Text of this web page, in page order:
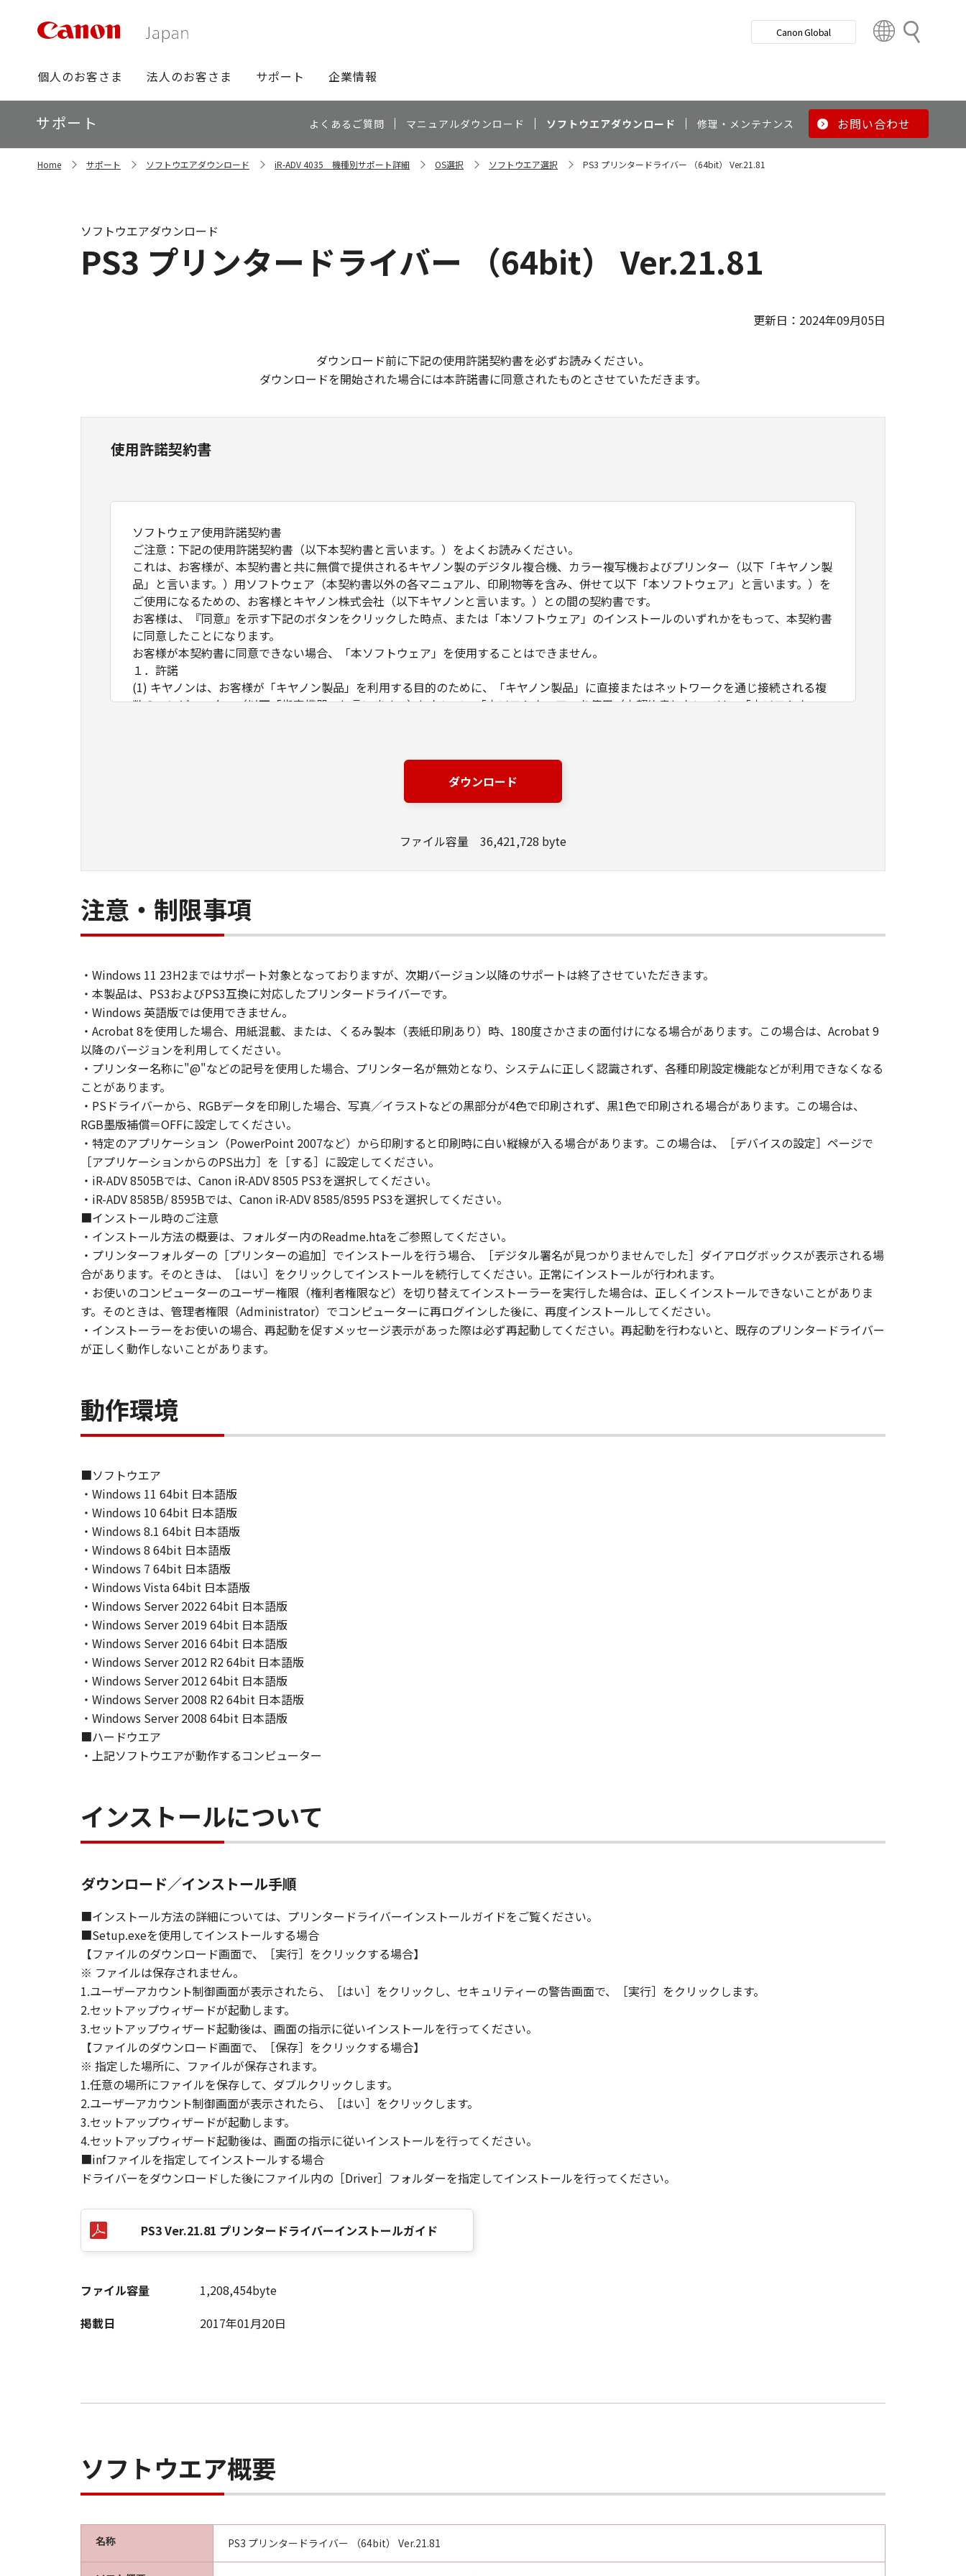
検
グ
ロ
ー
バ
ビ
個人のお客さま 法人のお客さま サポート 企業情報
Canon Global
t
y
ロ
ー
カ
ル
サポート よくあるご質問 マニュアルダウンロード ソフトウエアダウンロード 修理・メンテナンス お問い合わせ
Home サポート ソフトウエアダウンロード iR-ADV 4035 機種別サポート詳細 OS選択 ソフトウエア選択 PS3 プリンタードライバー （64bit） Ver.21.81
PS3 プリンタードライバー （64bit） Ver.21.81
ソフトウエアダウンロード
更新日：2024年09月05日
ダウンロード前に下記の使用許諾契約書を必ずお読みください。
ダウンロードを開始された場合には本許諾書に同意されたものとさせていただきます。
使用許諾契約書
ソフトウェア使用許諾契約書
ご注意：下記の使用許諾契約書（以下本契約書と言います。）をよくお読みください。
これは、お客様が、本契約書と共に無償で提供されるキヤノン製のデジタル複合機、カラー複写機およびプリンター（以下「キヤノン製
品」と言います。）用ソフトウェア（本契約書以外の各マニュアル、印刷物等を含み、併せて以下「本ソフトウェア」と言います。）を
ご使用になるための、お客様とキヤノン株式会社（以下キヤノンと言います。）との間の契約書です。
お客様は、『同意』を示す下記のボタンをクリックした時点、または「本ソフトウェア」のインストールのいずれかをもって、本契約書
に同意したことになります。
お客様が本契約書に同意できない場合、「本ソフトウェア」を使用することはできません。
１．許諾
(1) キヤノンは、お客様が「キヤノン製品」を利用する目的のために、「キヤノン製品」に直接またはネットワークを通じ接続される複
数のコンピューター（以下「指定機器」と言います。）において、「本ソフトウェア」を使用（本契約書においては、「本ソフトウェ
ネットワークを通じて接続されたコンピューター上で、かかるコンピューターの使用者に対して「本ソフトウェア」を使用させることが
できますが、かかるコンピューターの使用者に本契約書上の義務および条件を遵守させるとともに、その履行に関し全責任を負うことを
(2) お客様は、上記(1)に基づいて「本ソフトウェア」を使用するためのバックアップとして、「本ソフトウェア」を１部、複製すること
(3) 上記(1)および(2)に定める場合を除き、キヤノンまたはキヤノンのライセンサーのいかなる知的財産権も、明示たると黙示たるとを問
２．制限
(1) お客様は、再使用許諾、譲渡、販売、頒布、リースもしくは貸与その他の方法により、第三者に「本ソフトウェア」を使用させるこ
とはできません。
お客様は、「本ソフトウェア」に含まれるキヤノンまたはキヤノンのライセンサーの著作権表示を変更し、除去しもしくは削除してはな
りません。
４．所有権
「本ソフトウェア」に係る権原および所有権は、その内容によりキヤノンまたはキヤノンのライセンサーに帰属します。
５．輸出
お客様は、日本国政府または関連する外国政府より必要な許可等を得ることなしに、「本ソフトウェア」の全部または一部を、直接また
は間接に輸出してはなりません。
６．サポートおよびアップデート
キヤノン、キヤノンの子会社、関係会社、それらの販売代理店および販売店、並びにキヤノンのライセンサーは、お客様による「本ソフ
トウェア」の使用を支援すること、および「本ソフトウェア」に対してアップデート、バグの修正あるいはサポートを行うことについ
て、いかなる責任も負うものではありません。
７．保証の否認・免責
(1) 「本ソフトウェア」は、『現状のまま』の状態で使用許諾されます。キヤノン、キヤノンのライセンサー、キヤノンの子会社、キヤ
ノンの関連会社、それらの販売代理店または販売店のいずれも、「本ソフトウェア」に関して、商品性および特定の目的への適合性の保
証を含め、いかなる保証も、明示たると黙示たるとを問わず一切しないものとします。
(2) キヤノン、キヤノンのライセンサー、キヤノンの子会社、キヤノンの関連会社、それらの販売代理店または販売店のいずれも、「本
ソフトウェア」の使用または使用不能から生ずるいかなる損害（逸失利益およびその他の派生的または付随的な損害を含むがこれらに限
定されない全ての損害を言います。）について、適用法で認められる限り、一切の責任を負わないものとします。たとえ、キヤノン、キ
ヤノンのライセンサー、キヤノンの子会社、キヤノンの関連会社、それらの販売代理店または販売店がかかる損害の可能性について知ら
されていた場合でも同様です。
(3) キヤノン、キヤノンのライセンサー、キヤノンの子会社、キヤノンの関連会社、それらの販売代理店または販売店のいずれも、「本
ソフトウェア」、または「本ソフトウェア」の使用に起因または関連してお客様と第三者との間に生じたいかなる紛争についても、一切
責任を負わないものとします。
(1) 本契約書は、お客様が、『同意』を示す下記のボタンをクリックした時点、または「本ソフトウェア」をインストールした時点で発
効し、下記(2)または(3)により終了されるまで有効に存続します。
(4) お客様は、上記(3)によって本契約書が終了した場合、速やかに、「本ソフトウェア」およびその複製物のすべてを廃棄または消去す
るものとします。
(5) 上記にかかわらず、本契約書第2条、第4条から第7条まで、第8条第4項および第10条の規定は、本契約書の終了後も効力を有しま
す。
９．U.S. GOVERNMENT RESTRICTED RIGHTS NOTICE
“米国政府エンドユーザー”とは、米国政府の機関また団体を意味します。もしお客様が米国政府エンドユーザーである場合、以下の規定
が適用されます：The SOFTWARE is a "commercial item," as that term is defined at 48 C.F.R. 2.101 (Oct 1995), consisting of
"commercial computer software" and "commercial computer software documentation," as such terms are used in 48 C.F.R. 12.212
(Sept 1995). Consistent with 48 C.F.R. 12.212 and 48 C.F.R. 227.7202-1 through 227.7202-4 (June 1995), all U.S. Government End
Users shall acquire the SOFTWARE with only those rights set forth herein. The manufacturer is Canon Inc./30-2, Shimomaruko 3-
chome, Ohta-ku, Tokyo 146-8501, Japan.
本条項中で使用される"the SOFTWARE"とは、本契約書中で定義される「本ソフトウェア」を意味し、指し示すものとします。
10．分離可能性
本契約書のいずれかの条項またはその一部が法律により無効であると決定された場合でも、その他の条項は完全に有効に存続するものと
します。
以 上
No. I010G016379
ダウンロード
ファイル容量 36,421,728 byte
注意・制限事項
・Windows 11 23H2まではサポート対象となっておりますが、次期バージョン以降のサポートは終了させていただきます。
・本製品は、PS3およびPS3互換に対応したプリンタードライバーです。
・Windows 英語版では使用できません。
・Acrobat 8を使用した場合、用紙混載、または、くるみ製本（表紙印刷あり）時、180度さかさまの面付けになる場合があります。この場合は、Acrobat 9
以降のバージョンを利用してください。
・プリンター名称に"@"などの記号を使用した場合、プリンター名が無効となり、システムに正しく認識されず、各種印刷設定機能などが利用できなくなる
ことがあります。
・PSドライバーから、RGBデータを印刷した場合、写真／イラストなどの黒部分が4色で印刷されず、黒1色で印刷される場合があります。この場合は、
RGB墨版補償＝OFFに設定してください。
・特定のアプリケーション（PowerPoint 2007など）から印刷すると印刷時に白い縦線が入る場合があります。この場合は、［デバイスの設定］ページで
［アプリケーションからのPS出力］を［する］に設定してください。
・iR-ADV 8505Bでは、Canon iR-ADV 8505 PS3を選択してください。
・iR-ADV 8585B/ 8595Bでは、Canon iR-ADV 8585/8595 PS3を選択してください。
■インストール時のご注意
・インストール方法の概要は、フォルダー内のReadme.htaをご参照してください。
・プリンターフォルダーの［プリンターの追加］でインストールを行う場合、［デジタル署名が見つかりませんでした］ダイアログボックスが表示される場
合があります。そのときは、［はい］をクリックしてインストールを続行してください。正常にインストールが行われます。
・お使いのコンピューターのユーザー権限（権利者権限など）を切り替えてインストーラーを実行した場合は、正しくインストールできないことがありま
す。そのときは、管理者権限（Administrator）でコンピューターに再ログインした後に、再度インストールしてください。
・インストーラーをお使いの場合、再起動を促すメッセージ表示があった際は必ず再起動してください。再起動を行わないと、既存のプリンタードライバー
が正しく動作しないことがあります。
動作環境
■ソフトウエア
・Windows 11 64bit 日本語版
・Windows 10 64bit 日本語版
・Windows 8.1 64bit 日本語版
・Windows 8 64bit 日本語版
・Windows 7 64bit 日本語版
・Windows Vista 64bit 日本語版
・Windows Server 2022 64bit 日本語版
・Windows Server 2019 64bit 日本語版
・Windows Server 2016 64bit 日本語版
・Windows Server 2012 R2 64bit 日本語版
・Windows Server 2012 64bit 日本語版
・Windows Server 2008 R2 64bit 日本語版
・Windows Server 2008 64bit 日本語版
■ハードウエア
・上記ソフトウエアが動作するコンピューター
インストールについて
ダウンロード／インストール手順
■インストール方法の詳細については、プリンタードライバーインストールガイドをご覧ください。
■Setup.exeを使用してインストールする場合
【ファイルのダウンロード画面で、［実行］をクリックする場合】
※ ファイルは保存されません。
1.ユーザーアカウント制御画面が表示されたら、［はい］をクリックし、セキュリティーの警告画面で、［実行］をクリックします。
2.セットアップウィザードが起動します。
3.セットアップウィザード起動後は、画面の指示に従いインストールを行ってください。
【ファイルのダウンロード画面で、［保存］をクリックする場合】
※ 指定した場所に、ファイルが保存されます。
1.任意の場所にファイルを保存して、ダブルクリックします。
2.ユーザーアカウント制御画面が表示されたら、［はい］をクリックします。
3.セットアップウィザードが起動します。
4.セットアップウィザード起動後は、画面の指示に従いインストールを行ってください。
■infファイルを指定してインストールする場合
ドライバーをダウンロードした後にファイル内の［Driver］フォルダーを指定してインストールを行ってください。
PS3 Ver.21.81 プリンタードライバーインストールガイド
ファイル容量
1,208,454byte
掲載日
2017年01月20日
ソフトウエア概要
名称 PS3 プリンタードライバー （64bit） Ver.21.81